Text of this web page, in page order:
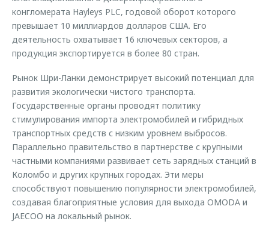
конгломерата Hayleys PLC, годовой оборот которого
превышает 10 миллиардов долларов США. Его
деятельность охватывает 16 ключевых секторов, а
продукция экспортируется в более 80 стран.
Рынок Шри-Ланки демонстрирует высокий потенциал для
развития экологически чистого транспорта.
Государственные органы проводят политику
стимулирования импорта электромобилей и гибридных
транспортных средств с низким уровнем выбросов.
Параллельно правительство в партнерстве с крупными
частными компаниями развивает сеть зарядных станций в
Коломбо и других крупных городах. Эти меры
способствуют повышению популярности электромобилей,
создавая благоприятные условия для выхода OMODA и
JAECOO на локальный рынок.